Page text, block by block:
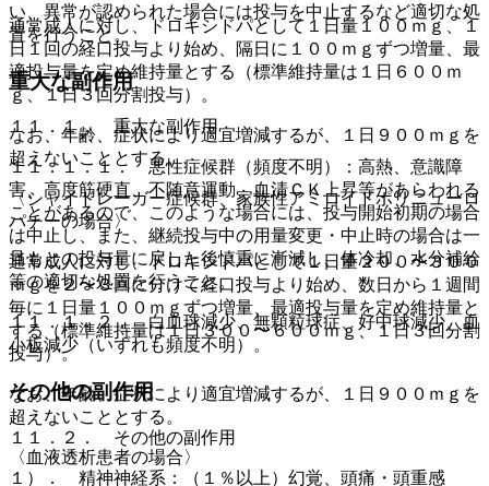
い、異常が認められた場合には投与を中止するなど適切な処
置を行うこと。
重大な副作用
１１．１． 重大な副作用
１１．１．１． 悪性症候群（頻度不明）：高熱、意識障
害、高度筋硬直、不随意運動、血清ＣＫ上昇等があらわれる
ことがあるので、このような場合には、投与開始初期の場合
は中止し、また、継続投与中の用量変更・中止時の場合は一
旦もとの投与量に戻した後慎重に漸減し、体冷却、水分補給
等の適切な処置を行うこと。
１１．１．２． 白血球減少、無顆粒球症、好中球減少、血
小板減少（いずれも頻度不明）。
その他の副作用
１１．２． その他の副作用
１）． 精神神経系：（１％以上）幻覚、頭痛・頭重感
通常成人に対し、ドロキシドパとして１日量１００ｍｇ、１
日１回の経口投与より始め、隔日に１００ｍｇずつ増量、最
適投与量を定め維持量とする（標準維持量は１日６００ｍ
ｇ、１日３回分割投与）。
なお、年齢、症状により適宜増減するが、１日９００ｍｇを
超えないこととする。
〈シャイドレーガー症候群、家族性アミロイドポリニューロ
パチーの場合〉
通常成人に対し、ドロキシドパとして１日量２００〜３００
ｍｇを２〜３回に分けて経口投与より始め、数日から１週間
毎に１日量１００ｍｇずつ増量、最適投与量を定め維持量と
する（標準維持量は１日３００〜６００ｍｇ、１日３回分割
投与）。
なお、年齢、症状により適宜増減するが、１日９００ｍｇを
超えないこととする。
〈血液透析患者の場合〉